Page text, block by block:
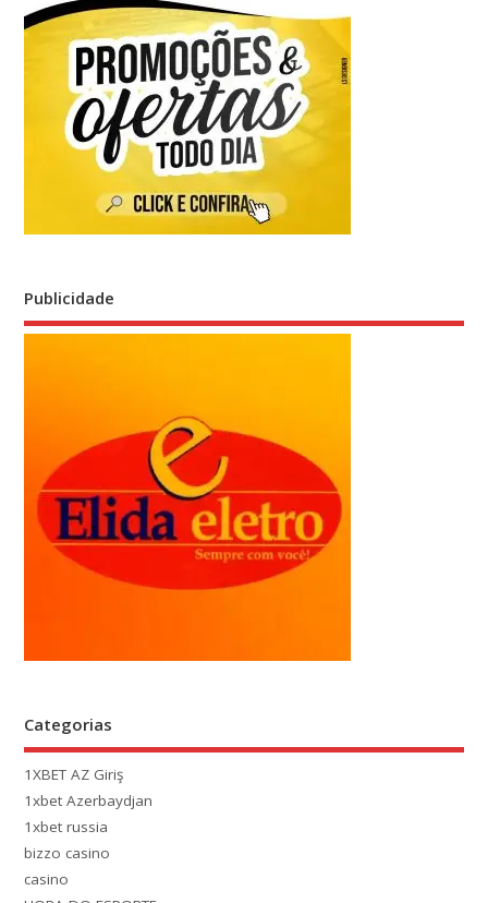
Publicidade
Categorias
1XBET AZ Giriş
1xbet Azerbaydjan
1xbet russia
bizzo casino
casino